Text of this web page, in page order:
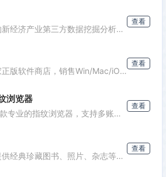
艾媒网是领先的新经济产业第三方数据挖掘分析机构，提供行业报告、消费洞察和商业趋势数据，覆盖AI、电商、汽车等多个领域。
查看
数码荔枝是一家正版软件商店，销售Win/Mac/iOS/Android平台的影音、办公、设计等软件，并提供使用教程和会员优惠。
查看
浏览器
AdsPower是一款专业的指纹浏览器，支持多账号防关联管理，适用于跨境电商、广告投放、社媒营销等场景，提供独立浏览器环境，降低封号风险。
查看
时光图书馆：提供经典珍藏图书、照片、杂志等文化资源的数字平台。
查看